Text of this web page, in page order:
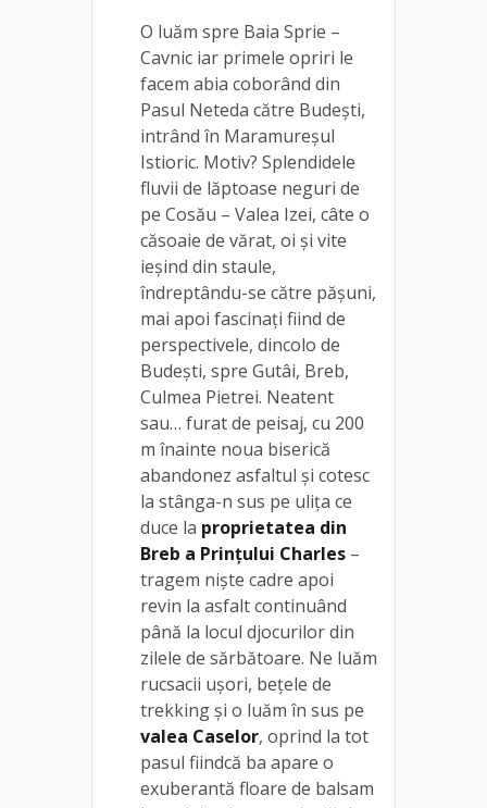
O luăm spre Baia Sprie –
Cavnic iar primele opriri le
facem abia coborând din
Pasul Neteda către Budești,
intrând în Maramureșul
Istioric. Motiv? Splendidele
fluvii de lăptoase neguri de
pe Cosău – Valea Izei, câte o
căsoaie de vărat, oi și vite
ieșind din staule,
îndreptându-se către pășuni,
mai apoi fascinați fiind de
perspectivele, dincolo de
Budești, spre Gutâi, Breb,
Culmea Pietrei. Neatent
sau… furat de peisaj, cu 200
m înainte noua biserică
abandonez asfaltul și cotesc
la stânga-n sus pe ulița ce
duce la proprietatea din
Breb a Prințului Charles –
tragem niște cadre apoi
revin la asfalt continuând
până la locul djocurilor din
zilele de sărbătoare. Ne luăm
rucsacii ușori, bețele de
trekking și o luăm în sus pe
valea Caselor, oprind la tot
pasul fiindcă ba apare o
exuberantă floare de balsam